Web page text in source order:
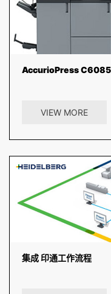
瓦楞纸包装
彩色包装箱
彩色包装盒
招聘信息
联系我们
AccurioPress C6085
调整、一步自动调整、实
VIEW MORE
集成 印通工作流程